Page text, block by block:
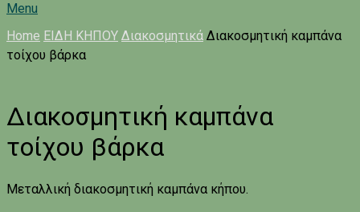
Menu
Home ΕΙΔΗ ΚΗΠΟΥ Διακοσμητικά Διακοσμητική καμπάνα
τοίχου βάρκα
Διακοσμητική καμπάνα
τοίχου βάρκα
Μεταλλική διακοσμητική καμπάνα κήπου.